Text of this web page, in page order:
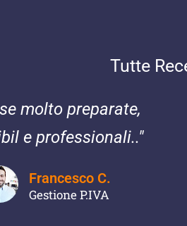
Tutte
molto preparate,
e professionali.."
Francesco C.
Gestione P.IVA